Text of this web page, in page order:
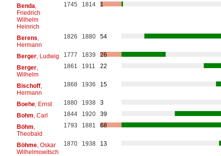
Benda
Friedrich
Wilhelm
Heinrich
1745 1814 1
Berens
Hermann
1826 1880 54
Berger, Ludwig 1777 1839
26
Berger,
Wilhelm
1861 1911 22
Bischoff,
Hermann
1868 1936 15
Boehe, Ernst 1880 1938
3
Bohm , Carl 1844 1920
39
Böhm
Theobald
1793 1881 68
Böhme, Oskar
Wilhelmowitsch
1870 1938 13